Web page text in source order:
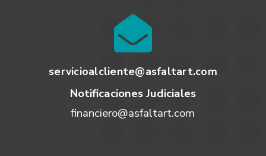
servicioalcliente@asfaltart.com
Notificaciones Judiciales
financiero@asfaltart.com